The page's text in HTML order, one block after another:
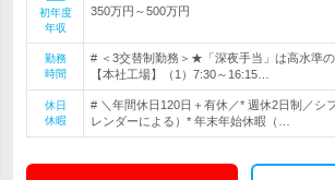
初年度
年収
350万円～500万円
勤務
時間
# ＜3交替制勤務＞★「深夜手当」は高水準
【本社工場】（1）7:30～16:15…
休日
休暇
# ＼年間休日120日＋有休／* 週休2日制／シ
レンダーによる）* 年末年始休暇（…